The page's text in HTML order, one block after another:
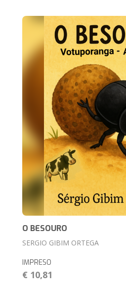
O BESOURO
SERGIO GIBIM ORTEGA
IMPRESO
€ 10,81